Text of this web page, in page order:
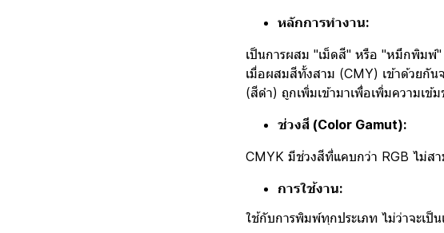
หลักการทำงาน:
เป็นการผสม "เม็ดสี" หรือ "หมึกพิม
เมื่อผสมสีทั้งสาม (CMY) เข้าด้วยกั
(สีดำ) ถูกเพิ่มเข้ามาเพื่อเพิ่มความเ
ช่วงสี (Color Gamut):
CMYK มีช่วงสีที่แคบกว่า RGB ไม่ส
การใช้งาน:
ใช้กับการพิมพ์ทุกประเภท ไม่ว่าจะเ